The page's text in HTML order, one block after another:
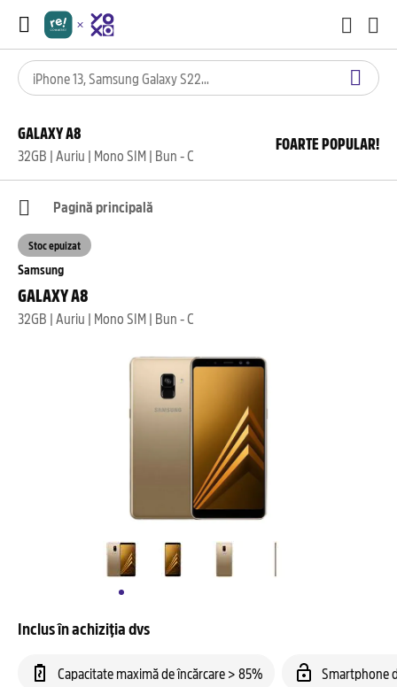
GALAXY A8
32GB | Auriu | Mono SIM | Bun - C
FOARTE POPULAR!
Pagină principală
Samsung
GALAXY A8
32GB | Auriu | Mono SIM | Bun - C
Stoc epuizat
Inclus în achiziția dvs
Capacitate maximă de încărcare > 85% Smartphone